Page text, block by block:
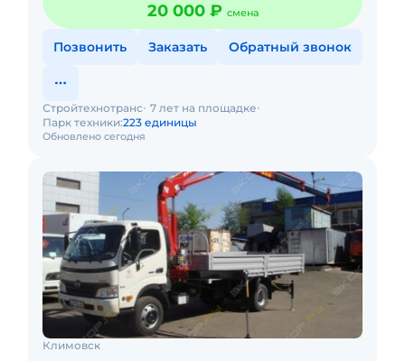
20 000 ₽ смена
Позвонить Заказать Обратный звонок
Обновлено сегодня
Стройтехнотранс 7 лет на площадке
Парк техники:223 единицы
Климовск